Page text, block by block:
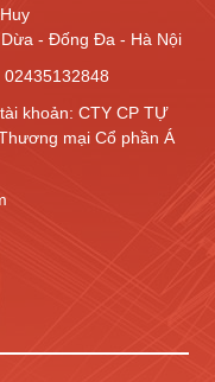
- Đống Đa - Hà Nội
khoản: CTY CP TỰ
mại Cổ phần Á